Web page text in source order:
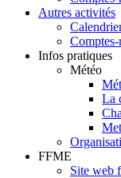
Autres activités
Comptes-
Infos pratiques
Météo
La
FFME
Site web